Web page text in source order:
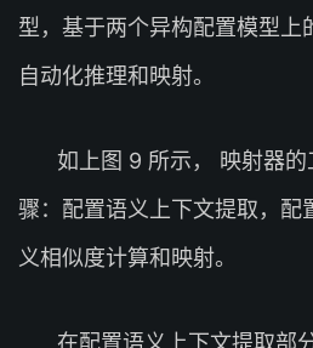
型，基于两个异构配置模型上
自动化推理和映射。
如上图 9 所示， 映射器
骤：配置语义上下文提取，配
义相似度计算和映射。
在配置语义上下文提取部